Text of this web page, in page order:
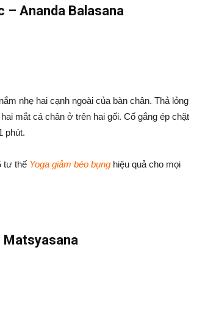
– Ananda Balasana
nhẹ hai cạnh ngoài của bàn chân. Thả lỏng
mắt cá chân ở trên hai gối. Cố gắng ép chặt
phút.
tư thế Yoga giảm béo bụng hiệu quả cho mọi
Matsyasana